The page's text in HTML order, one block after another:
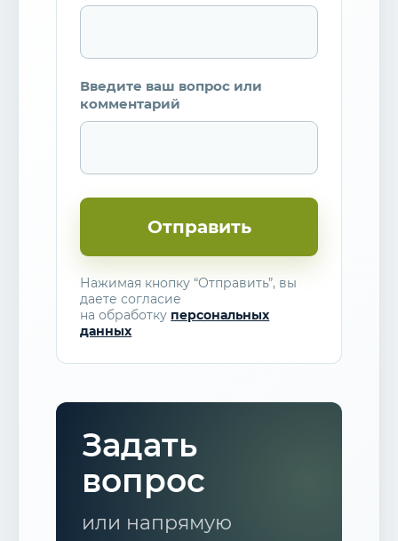
Введите ваш вопрос или
комментарий
Отправить
Нажимая кнопку “Отправить”, вы
даете согласие
на обработку персональных
данных
Задать
вопрос
или напрямую